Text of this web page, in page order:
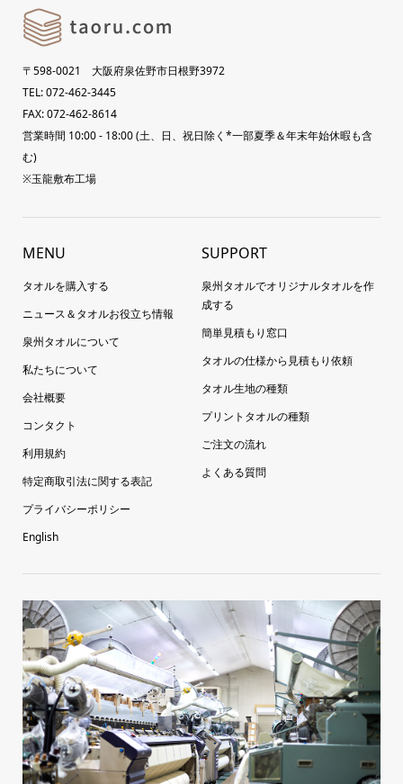
〒598-0021 大阪府泉佐野市日根野3972
TEL: 072-462-3445
FAX: 072-462-8614
営業時間 10:00 - 18:00 (土、日、祝日除く*一部夏季＆年末年始休暇も含
む)
※玉龍敷布工場
MENU
タオルを購入する
ニュース＆タオルお役立ち情報
泉州タオルについて
私たちについて
会社概要
コンタクト
利用規約
特定商取引法に関する表記
プライバシーポリシー
English
SUPPORT
泉州タオルでオリジナルタオルを作
成する
簡単見積もり窓口
タオルの仕様から見積もり依頼
タオル生地の種類
プリントタオルの種類
ご注文の流れ
よくある質問